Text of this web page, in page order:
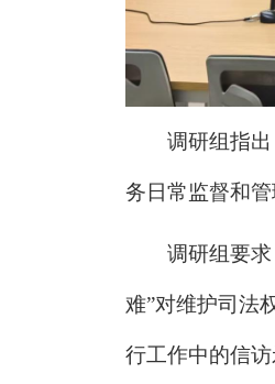
调研组指
务日常监督和
调研组要求
难”对维护司法
行工作中的信